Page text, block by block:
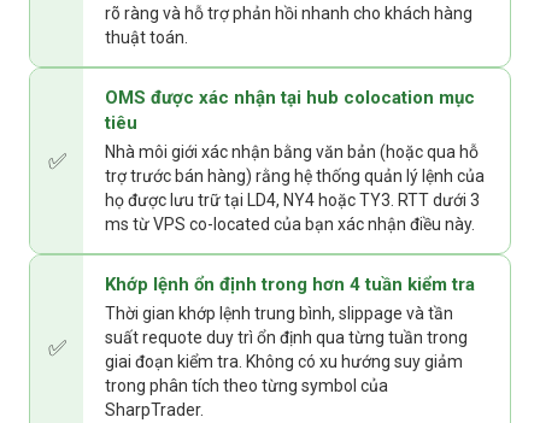
rõ ràng và hỗ trợ phản hồi nhanh cho khách hàng
thuật toán.
✅
OMS được xác nhận tại hub colocation mục
tiêu
Nhà môi giới xác nhận bằng văn bản (hoặc qua hỗ
trợ trước bán hàng) rằng hệ thống quản lý lệnh của
họ được lưu trữ tại LD4, NY4 hoặc TY3. RTT dưới 3
ms từ VPS co-located của bạn xác nhận điều này.
✅
Khớp lệnh ổn định trong hơn 4 tuần kiểm tra
Thời gian khớp lệnh trung bình, slippage và tần
suất requote duy trì ổn định qua từng tuần trong
giai đoạn kiểm tra. Không có xu hướng suy giảm
trong phân tích theo từng symbol của
SharpTrader.